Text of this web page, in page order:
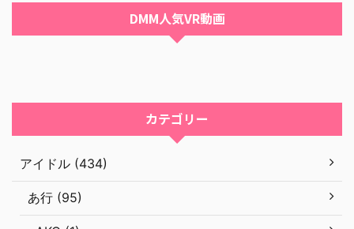
DMM人気VR動画
カテゴリー
アイドル (434)
あ行 (95)